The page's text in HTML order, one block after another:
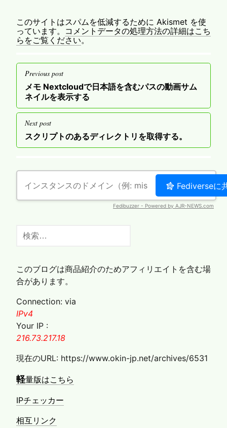
このサイトはスパムを低減するために Akismet を使
っています。 コメントデータの処理方法の詳細はこち
らをご覧ください。
投
稿
ナ
ビ
ゲ
ー
シ
Previous post
Previous
post
メモ Nextcloudで日本語を含むパスの動画サム
ネイルを表示する
Next post
Next
スクリプトのあるディレクトリを取得する。
索:
このブログは商品紹介のためアフィリエイトを含む場
合があります。
Connection: via
IPv4
Your IP :
216.73.217.18
現在のURL: https://www.okin-jp.net/archives/6531
軽量版はこちら
IPチェッカー
相互リンク